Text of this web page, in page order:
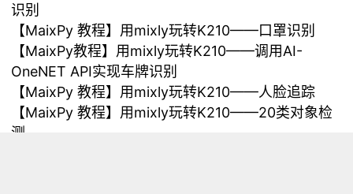
识别
【MaixPy 教程】用mixly玩转K210——口罩识别
【MaixPy教程】用mixly玩转K210——调用AI-
OneNET API实现车牌识别
【MaixPy 教程】用mixly玩转K210——人脸追踪
【MaixPy 教程】用mixly玩转K210——20类对象检
测